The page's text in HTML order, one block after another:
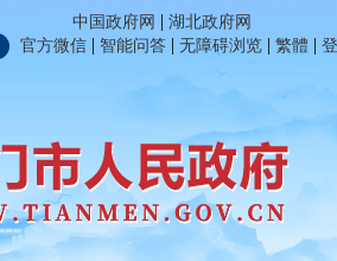
中国政府网 | 湖北政府网
官方微信 | 智能问答 | 无障碍浏览 | 繁體 |